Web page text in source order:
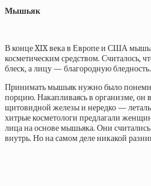
Мышьяк
В конце XIX века в Европе и США
косметическим средством. Считалось,
блеск, а лицу — благородную бледность.
Принимать мышьяк нужно было
порцию. Накапливаясь в организме, он
щитовидной железы и нередко —
хитрые косметологи предлагали
лица на основе мышьяка. Они
внутрь. Но на самом деле никакой